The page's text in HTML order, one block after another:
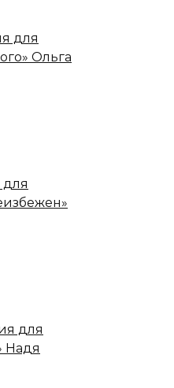
для
Ольга
для
Надя